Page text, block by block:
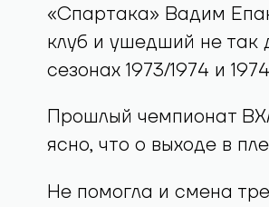
«Спартака» Вадим
клуб и ушедший не так
сезонах 1973/1974 и
Прошлый чемпионат
ясно, что о выходе в
Не помогла и смена